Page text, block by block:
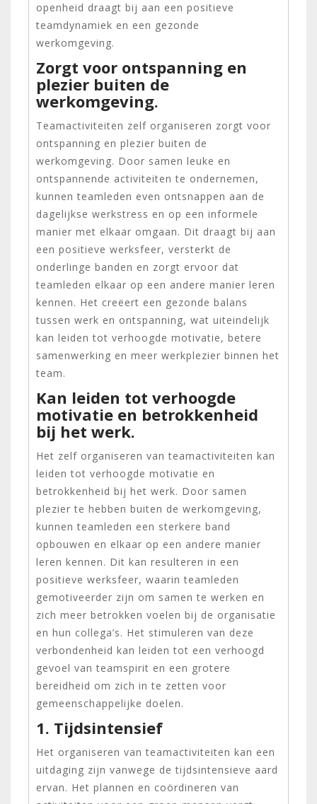
openheid draagt bij aan een positieve
teamdynamiek en een gezonde
werkomgeving.
Zorgt voor ontspanning en
plezier buiten de
werkomgeving.
Teamactiviteiten zelf organiseren zorgt voor
ontspanning en plezier buiten de
werkomgeving. Door samen leuke en
ontspannende activiteiten te ondernemen,
kunnen teamleden even ontsnappen aan de
dagelijkse werkstress en op een informele
manier met elkaar omgaan. Dit draagt bij aan
een positieve werksfeer, versterkt de
onderlinge banden en zorgt ervoor dat
teamleden elkaar op een andere manier leren
kennen. Het creëert een gezonde balans
tussen werk en ontspanning, wat uiteindelijk
kan leiden tot verhoogde motivatie, betere
samenwerking en meer werkplezier binnen het
team.
Kan leiden tot verhoogde
motivatie en betrokkenheid
bij het werk.
Het zelf organiseren van teamactiviteiten kan
leiden tot verhoogde motivatie en
betrokkenheid bij het werk. Door samen
plezier te hebben buiten de werkomgeving,
kunnen teamleden een sterkere band
opbouwen en elkaar op een andere manier
leren kennen. Dit kan resulteren in een
positieve werksfeer, waarin teamleden
gemotiveerder zijn om samen te werken en
zich meer betrokken voelen bij de organisatie
en hun collega’s. Het stimuleren van deze
verbondenheid kan leiden tot een verhoogd
gevoel van teamspirit en een grotere
bereidheid om zich in te zetten voor
gemeenschappelijke doelen.
1. Tijdsintensief
Het organiseren van teamactiviteiten kan een
uitdaging zijn vanwege de tijdsintensieve aard
ervan. Het plannen en coördineren van